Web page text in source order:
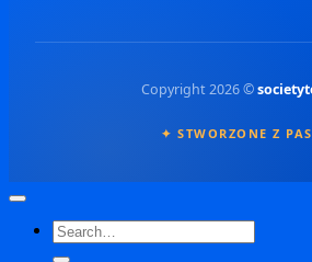
Copyright 2026 ©
✦ STWORZONE Z